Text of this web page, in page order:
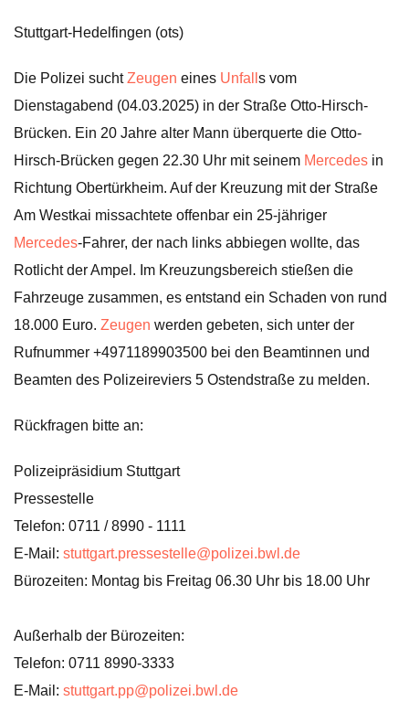
Stuttgart-Hedelfingen (ots)
Die Polizei suchtZeugen eines Unfall s vom
Dienstagabend (04.03.2025) in der Straße Otto-Hirsch-
Brücken. Ein 20 Jahre alter Mann überquerte die Otto-
Hirsch-Brücken gegen 22.30 Uhr mit seinem Mercedes in
Richtung Obertürkheim. Auf der Kreuzung mit der Straße
Am Westkai missachtete offenbar ein 25-jähriger
Mercedes-Fahrer, der nach links abbiegen wollte, das
Rotlicht der Ampel. Im Kreuzungsbereich stießen die
Fahrzeuge zusammen, es entstand ein Schaden von rund
18.000 Euro. Zeugen werden gebeten, sich unter der
Rufnummer +4971189903500 bei den Beamtinnen und
Beamten des Polizeireviers 5 Ostendstraße zu melden.
Rückfragen bitte an:
Polizeipräsidium Stuttgart
Pressestelle
Telefon: 0711 / 8990 - 1111
E-Mail: stuttgart.pressestelle@polizei.bwl.de
Bürozeiten: Montag bis Freitag 06.30 Uhr bis 18.00 Uhr
Außerhalb der Bürozeiten:
Telefon: 0711 8990-3333
E-Mail: stuttgart.pp@polizei.bwl.de